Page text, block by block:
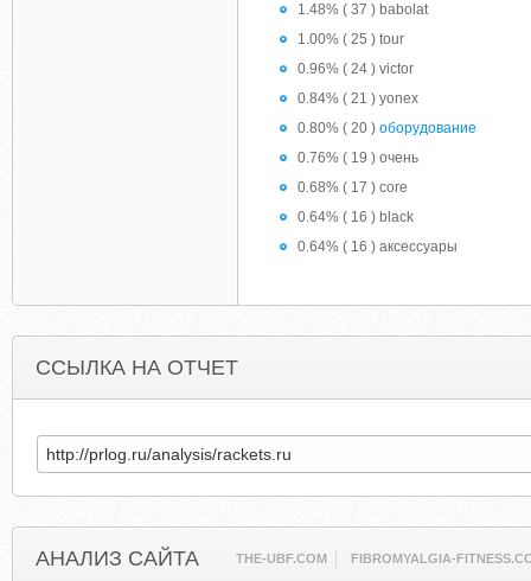
1.48% ( 37 ) babolat
1.00% ( 25 ) tour
0.96% ( 24 ) victor
0.84% ( 21 ) yonex
0.80% ( 20 ) оборудование
0.76% ( 19 ) очень
0.68% ( 17 ) core
0.64% ( 16 ) black
0.64% ( 16 ) аксессуары
ССЫЛКА НА ОТЧЕТ
АНАЛИЗ САЙТА THE-UBF.COM FIBROMYALGIA-